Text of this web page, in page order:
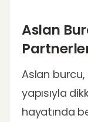
Aslan
Aslan
yapısıyla
hayatında